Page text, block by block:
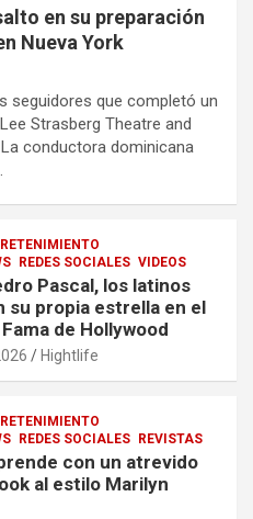
en su preparación
Nueva York
seguidores que completó un
Strasberg Theatre and
conductora dominicana
REDES SOCIALES VIDEOS
Pascal, los latinos
su propia estrella en el
de Hollywood
Hightlife
REDES SOCIALES REVISTAS
con un atrevido
al estilo Marilyn